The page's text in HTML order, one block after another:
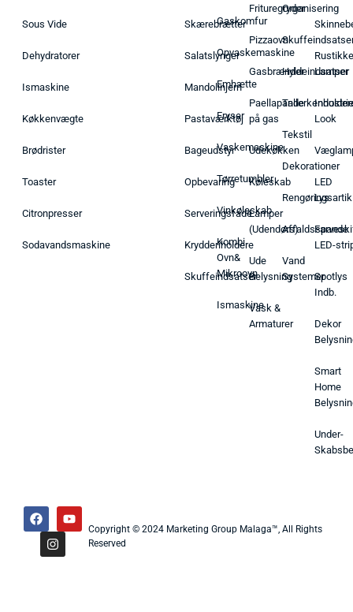
Sous Vide
Dehydratorer
Ismaskine
Køkkenvægte
Brødrister
Toaster
Citronpresser
Sodavandsmaskine
Skærebrætter
Salatslynger
Mandolinjern
Pastaværktøj
Bageudstyr
Opbevaring
Serveringsfade
Krydderiholdere
Skuffeindsatser
Gaskomfur
Opvaskemaskine
Emhætte
Fryser
Vaskemaskine
Tørretumbler
Vinkøleskab
Kombi
Ovn&
Mikroovn
Ismaskine
Frituregryder
Pizzaovn
Gasbrænder
Paellapande
på gas
Udekøkken
Køleskab
Lamper
(Udendørs)
Ude
Belysning
Vask &
Armaturer
Organisering
Hyldeindsatser
Tekstil
Dekorationer
Affaldsspande
Vand
Systemer
Rustikke
Lamper
Look
LED
Lys
LED-
Spotlys
Indb.
Dekor
Smart
Home
Under-
Copyright © 2024 Marketing Group Malaga™, All Rights
Reserved